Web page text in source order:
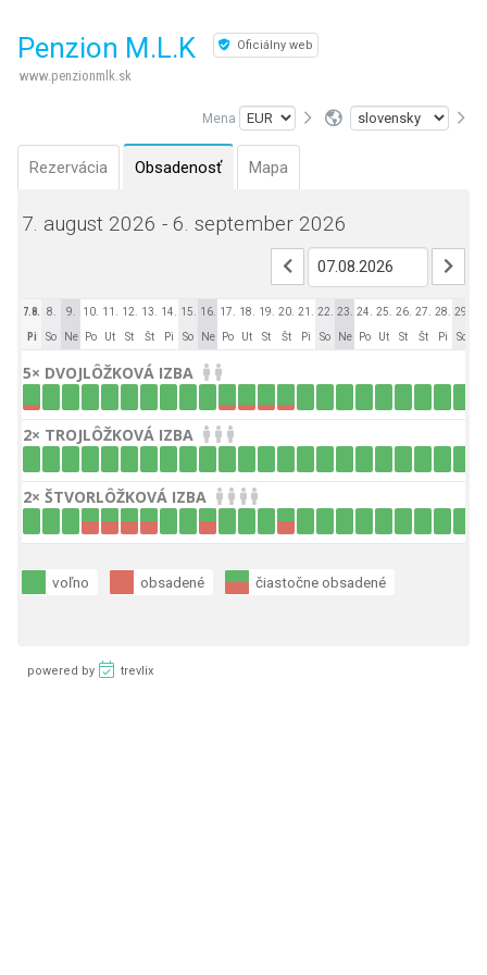
Penzion M.L.K Oficiálny web
www.penzionmlk.sk
Mena
Rezervácia Obsadenosť Mapa
7. august 2026 - 6. september 2026
7.8.
Pi
8.
So
9.
Ne
10.
Po
11.
Ut
12.
St
13.
Št
14.
Pi
15.
So
16.
Ne
17.
Po
18.
Ut
19.
St
20.
Št
21.
Pi
22.
So
23.
Ne
24.
Po
25.
Ut
26.
St
27.
Št
28.
Pi
29.
So
5× DVOJLÔŽKOVÁ IZBA
2× TROJLÔŽKOVÁ IZBA
2× ŠTVORLÔŽKOVÁ IZBA
voľno obsadené čiastočne obsadené
powered by trevlix